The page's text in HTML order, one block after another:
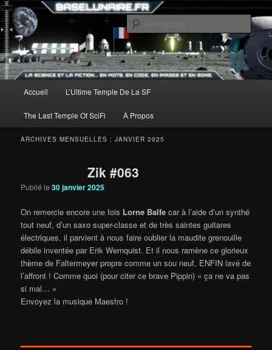
Aller
au
contenu
principal
Aller
au
contenu
secondaire
principal
Accueil L’Ultime Temple De La SF
The Last Temple Of SciFi À Propos
ARCHIVES MENSUELLES :JANVIER 2025
Zik #063
Publié le30 janvier 2025
On remercie encore une fois Lorne Balfe car à l’aide d’un synthé
tout neuf, d’un saxo super-classe et de très saintes guitares
électriques, il parvient à nous faire oublier la maudite grenouille
débile inventée par Erik Wernquist. Et il nous ramène ce glorieux
thème de Faltermeyer propre comme un sou neuf, ENFIN lavé de
l’affront ! Comme quoi (pour citer ce brave Pippin) « ça ne va pas
si mal… »
Envoyez la musique Maestro !